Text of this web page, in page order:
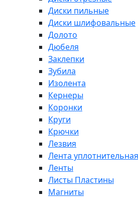
Диски пильные
Диски шлифовальные
Долото
Дюбеля
Заклепки
Зубила
Изолента
Кернеры
Коронки
Круги
Крючки
Лезвия
Лента
Ленты
Листы Пластины
Магниты